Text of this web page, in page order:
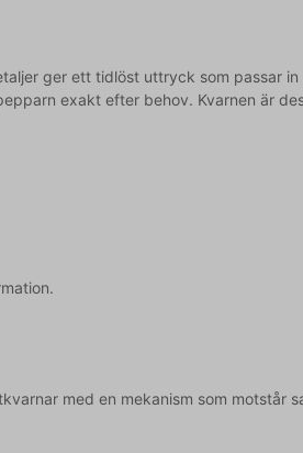
ger ett tidlöst uttryck som passar in
exakt efter behov. Kvarnen är
med en mekanism som motstår